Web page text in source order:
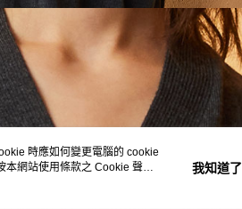
時應如何變更電腦的 cookie
本網站使用條款之 Cookie 聲明
我知道了